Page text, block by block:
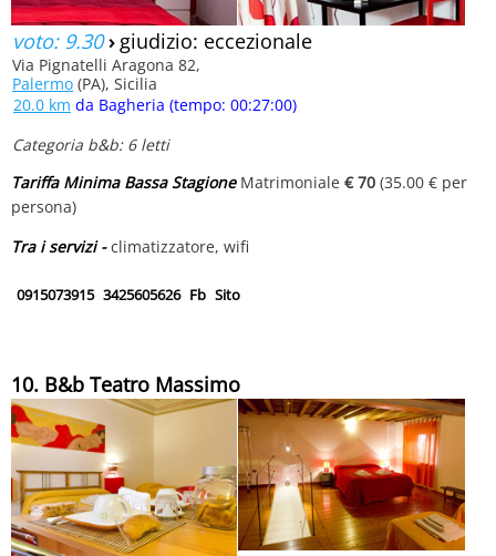
voto: 9.30› giudizio: eccezionale
Via Pignatelli Aragona 82,
Palermo (PA), Sicilia
20.0 km da Bagheria (tempo: 00:27:00)
Categoria b&b: 6 letti
Tariffa Minima Bassa StagioneMatrimoniale € 70 (35.00 € per
persona)
Tra i servizi -climatizzatore, wifi
0915073915 3425605626 Fb Sito
10. B&b Teatro Massimo